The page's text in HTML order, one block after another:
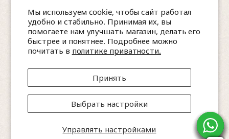
Мы используем cookie, чтобы сайт работал
удобно и стабильно. Принимая их, вы
помогаете нам улучшать магазин, делать его
быстрее и понятнее. Подробнее можно
почитать в политике приватности.
Управлять настройками
Принять
Выбрать настройки
Israel, Nesher, HaTa'asiya 8
📩 amitea.co.il@gmail.com